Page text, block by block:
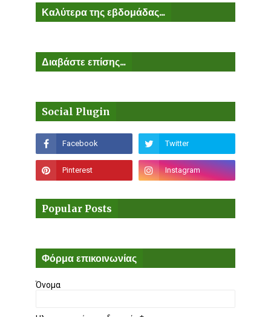
Καλύτερα της εβδομάδας...
Διαβάστε επίσης...
Social Plugin
Popular Posts
Φόρμα επικοινωνίας
Όνομα